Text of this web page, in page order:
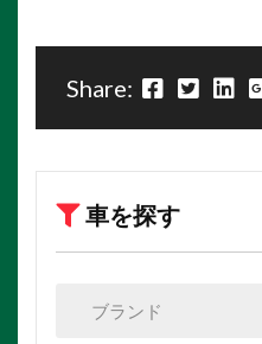
Share:
車を探す